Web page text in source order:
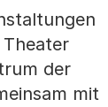
der
mit